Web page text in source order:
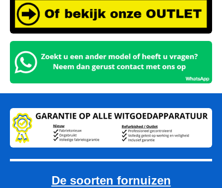
De soorten fornuizen